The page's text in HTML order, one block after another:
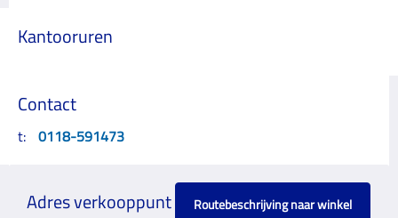
Kantooruren
Contact
t: 0118-591473
Adres verkooppunt Routebeschrijving naar winkel